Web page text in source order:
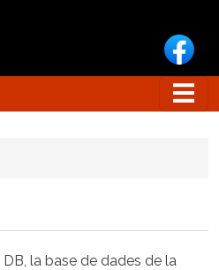
la base de dades de la